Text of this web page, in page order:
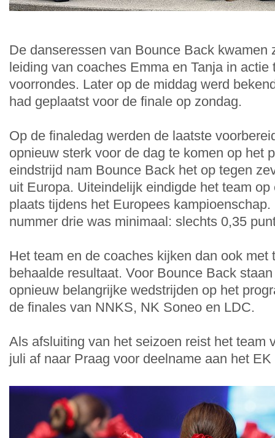
De danseressen van Bounce Back kwamen
leiding van coaches Emma en Tanja in actie
voorrondes. Later op de middag werd
had geplaatst voor de finale op zondag.
Op de finaledag werden de laatste
opnieuw sterk voor de dag te komen op het
eindstrijd nam Bounce Back het op tegen
uit Europa. Uiteindelijk eindigde het team
plaats tijdens het Europees
nummer drie was minimaal: slechts 0,35
Het team en de coaches kijken dan ook met
behaalde resultaat. Voor Bounce Back
opnieuw belangrijke wedstrijden op het
de finales van NNKS, NK Soneo en LDC.
Als afsluiting van het seizoen reist het team
juli af naar Praag voor deelname aan het